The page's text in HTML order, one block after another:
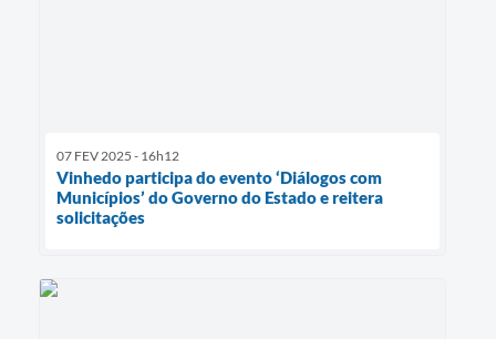
07 FEV 2025 - 16h12
Vinhedo participa do evento ‘Diálogos com
Municípios’ do Governo do Estado e reitera
solicitações